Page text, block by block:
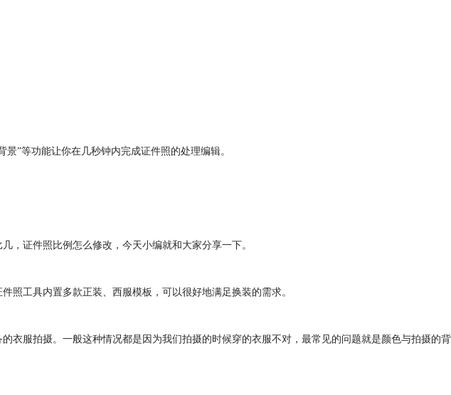
”等功能让你在几秒钟内完成证件照的处理编辑。
，证件照比例怎么修改，今天小编就和大家分享一下。
照工具内置多款正装、西服模板，可以很好地满足换装的需求。
衣服拍摄。一般这种情况都是因为我们拍摄的时候穿的衣服不对，最常见的问题就是颜色与拍摄的背